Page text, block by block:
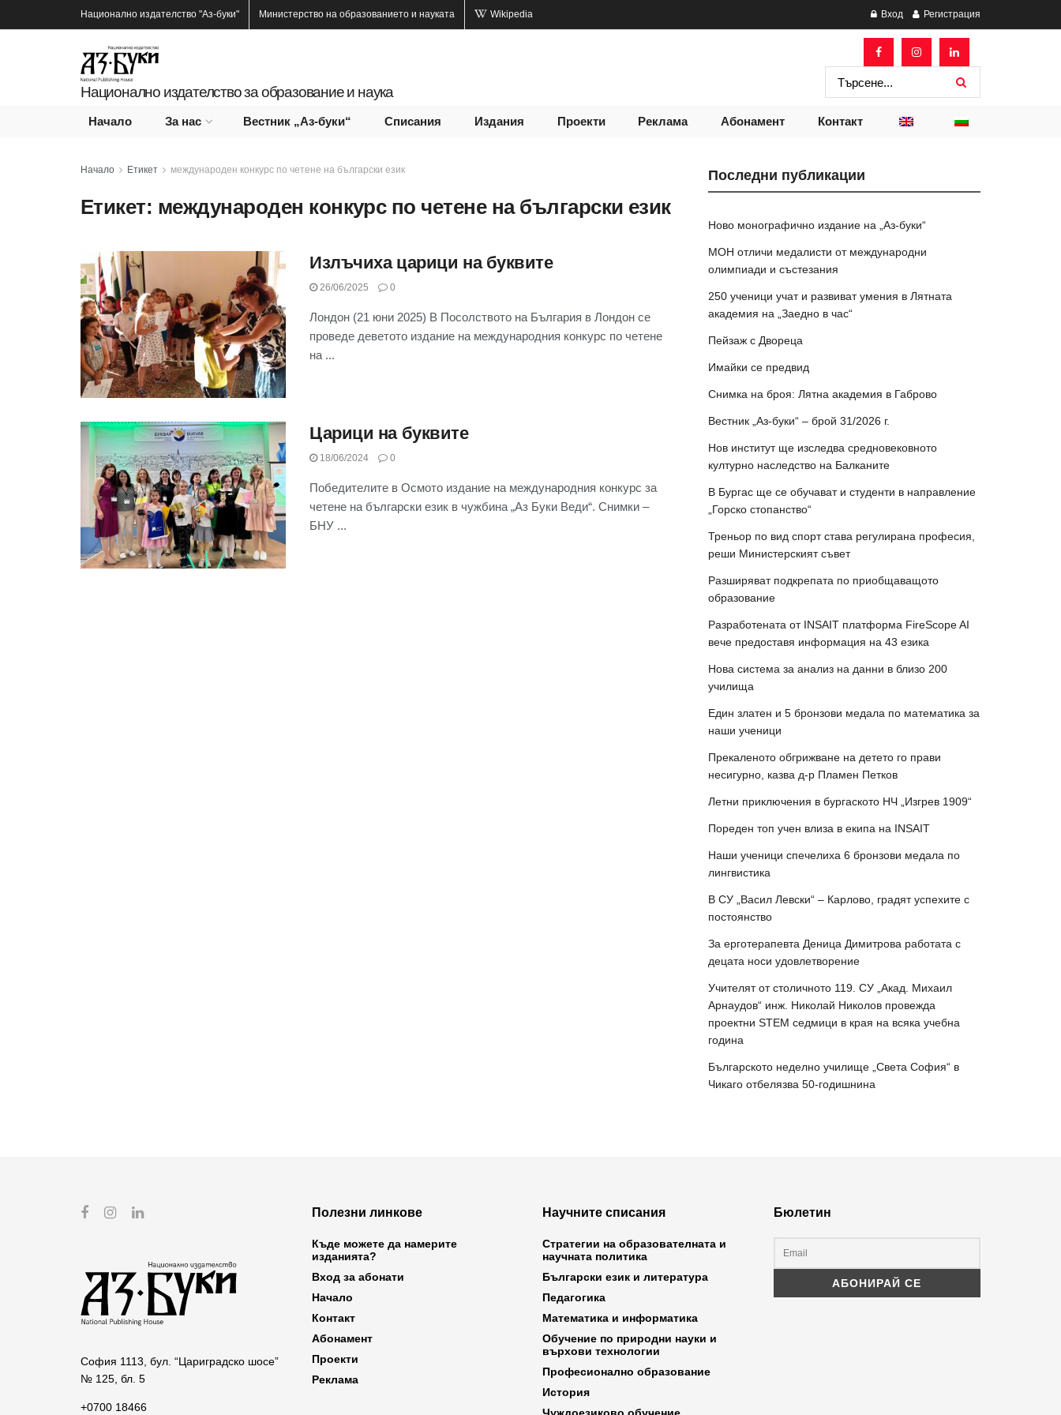
Национално издателство "Аз-буки" Министерство на образованието и науката Wikipedia Вход Регистрация
Национално издателство за образование и наука
Начало За нас Вестник „Аз-буки“ Списания Издания Проекти Реклама Абонамент Контакт
Начало Етикет международен конкурс по четене на български език
Етикет: международен конкурс по четене на български език
Излъчиха царици на буквите
26/06/2025 0
Лондон (21 юни 2025) В Посолството на България в Лондон се
проведе деветото издание на международния конкурс по четене
на ...
Царици на буквите
18/06/2024 0
Победителите в Осмото издание на международния конкурс за
четене на български език в чужбина „Аз Буки Веди“. Снимки –
БНУ ...
Последни публикации
Ново монографично издание на „Аз-буки“
МОН отличи медалисти от международни
олимпиади и състезания
250 ученици учат и развиват умения в Лятната
академия на „Заедно в час“
Пейзаж с Двореца
Имайки се предвид
Снимка на броя: Лятна академия в Габрово
Вестник „Аз-буки“ – брой 31/2026 г.
Нов институт ще изследва средновековното
културно наследство на Балканите
В Бургас ще се обучават и студенти в направление
„Горско стопанство“
Треньор по вид спорт става регулирана професия,
реши Министерският съвет
Разширяват подкрепата по приобщаващото
образование
Разработената от INSAIT платформа FireScope AI
вече предоставя информация на 43 езика
Нова система за анализ на данни в близо 200
училища
Един златен и 5 бронзови медала по математика за
наши ученици
Прекаленото обгрижване на детето го прави
несигурно, казва д-р Пламен Петков
Летни приключения в бургаското НЧ „Изгрев 1909“
Пореден топ учен влиза в екипа на INSAIT
Наши ученици спечелиха 6 бронзови медала по
лингвистика
В СУ „Васил Левски“ – Карлово, градят успехите с
постоянство
За ерготерапевта Деница Димитрова работата с
децата носи удовлетворение
Учителят от столичното 119. СУ „Акад. Михаил
Арнаудов“ инж. Николай Николов провежда
проектни STEM седмици в края на всяка учебна
година
Българското неделно училище „Света София“ в
Чикаго отбелязва 50-годишнина
София 1113, бул. “Цариградско шосе”
№ 125, бл. 5
+0700 18466
Полезни линкове
Къде можете да намерите
изданията?
Вход за абонати
Начало
Контакт
Абонамент
Проекти
Реклама
Научните списания
Стратегии на образователната и
научната политика
Български език и литература
Педагогика
Математика и информатика
Обучение по природни науки и
върхови технологии
Професионално образование
История
Бюлетин